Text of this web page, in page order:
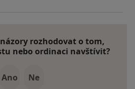
rozhodovat o tom,
nebo ordinaci navštívit?
Ano Ne